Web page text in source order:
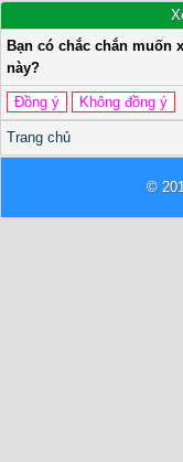
Bạn có chắc chắn muốn
này?
Trang chủ
©